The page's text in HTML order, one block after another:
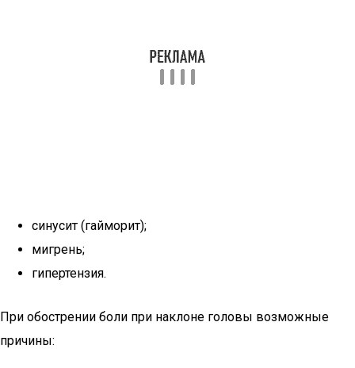
синусит (гайморит);
мигрень;
гипертензия.
При обострении боли при наклоне головы возможные
причины: